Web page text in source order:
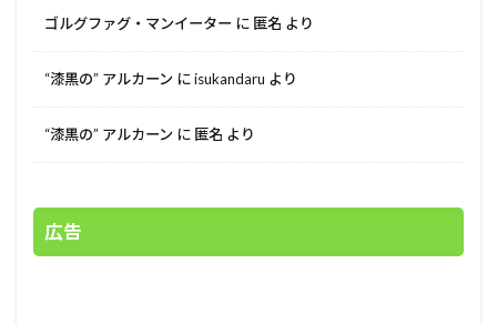
ゴルグファグ・マンイーター に 匿名 より
“漆黒の” アルカーン にisukandaru より
“漆黒の” アルカーン に 匿名 より
広告